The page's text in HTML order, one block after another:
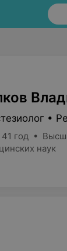
•
год •
наук